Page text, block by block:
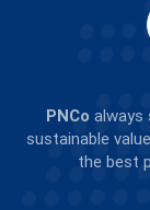
PNCo always
sustainable
the best